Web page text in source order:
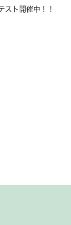
。
スト開催中！！